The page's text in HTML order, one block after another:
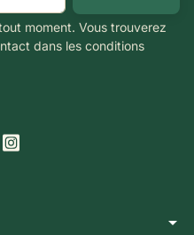
moment. Vous trouverez
dans les conditions
arrow_drop_down